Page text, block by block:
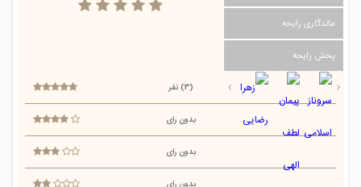
ماندگاری رایحه
پخش رایحه
(3) نفر
بدون رای
بدون رای